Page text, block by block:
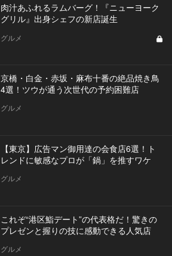
肉汁あふれるラムバーグ！『ニューヨーク
グリル』出身シェフの新店誕生
グルメ
京橋・白金・赤坂・麻布十番の絶品焼き鳥
4選！ツウが通う次世代の予約困難店
グルメ
【東京】広告マン御用達の会食店6選！ト
レンドに敏感なプロが「鍋」を推すワケ
グルメ
これぞ“港区鮨デート”の代表格だ！驚きの
プレゼンと握りの技に感動できる人気店
グルメ